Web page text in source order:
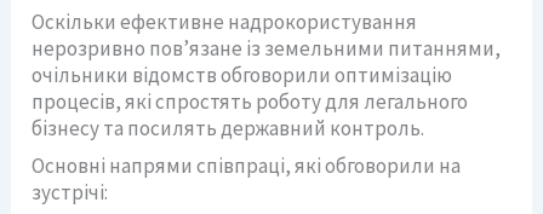
Оскільки ефективне надрокористування
нерозривно пов’язане із земельними питаннями,
очільники відомств обговорили оптимізацію
процесів, які спростять роботу для легального
бізнесу та посилять державний контроль.
Основні напрями співпраці, які обговорили на
зустрічі: